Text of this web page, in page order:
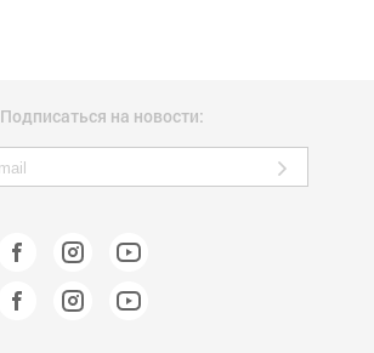
Подписаться на новости: